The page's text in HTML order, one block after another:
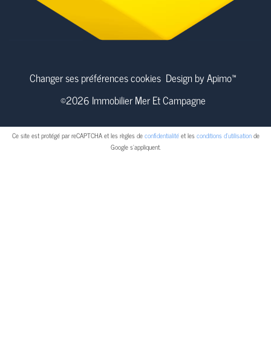
Changer ses préférences cookies Design byApimo™
©2026 Immobilier Mer Et Campagne
Ce site est protégé par reCAPTCHA et les règles deconfidentialitéet lesconditions d'utilisationde
Google s'appliquent.